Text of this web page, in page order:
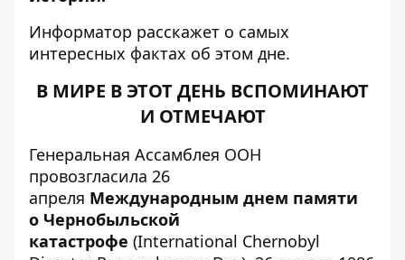
Информатор расскажет о самых
интересных фактах об этом дне.
В МИРЕ В ЭТОТ ДЕНЬ ВСПОМИНАЮТ
И ОТМЕЧАЮТ
Генеральная Ассамблея ООН
провозгласила 26
апреля Международным днем памяти
о Чернобыльской
катастрофе (International Chernobyl